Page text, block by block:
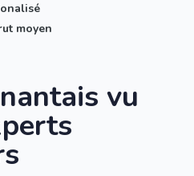
moyen
vu